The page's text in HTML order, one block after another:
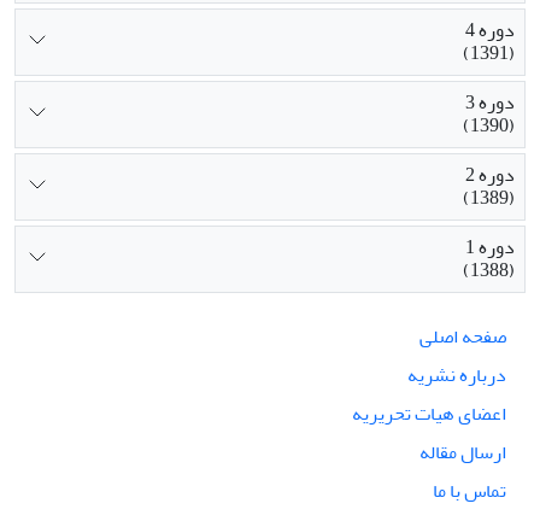
دوره 4
(1391)
دوره 3
(1390)
دوره 2
(1389)
دوره 1
(1388)
صفحه اصلی
درباره نشریه
اعضای هیات تحریریه
ارسال مقاله
تماس با ما